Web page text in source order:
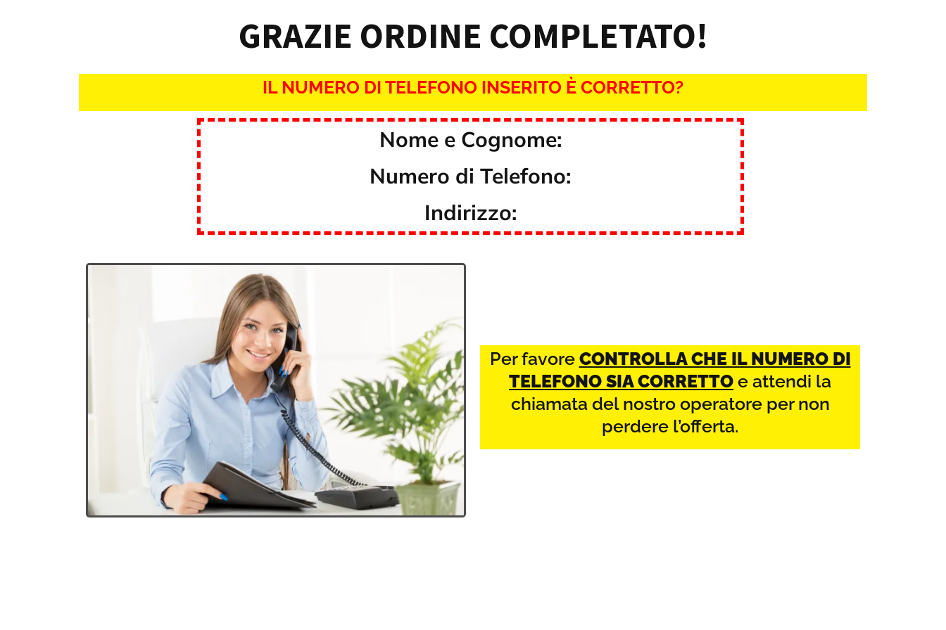
GRAZIE ORDINE COMPLETATO!
IL NUMERO DI TELEFONO INSERITO È CORRETTO?
Nome e Cognome:
Numero di Telefono:
Indirizzo:
Per favore CONTROLLA CHE IL NUMERO DI
TELEFONO SIA CORRETTO e attendi la
chiamata del nostro operatore per non
perdere l’offerta.